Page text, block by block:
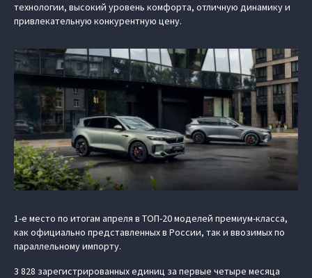
технологии, высокий уровень комфорта, отличную динамику и
привлекательную конкурентную цену.
1-е место по итогам апреля в ТОП-20 моделей премиум-класса,
как официально представленных в России, так и ввозимых по
параллельному импорту.
3 828 зарегистрированных единиц за первые четыре месяца